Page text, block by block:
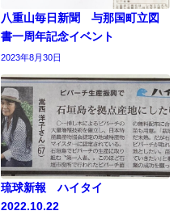
八重山毎日新聞 与那国町立図
書一周年記念イベント
2023年8月30日
琉球新報 ハイタイ
2022.10.22